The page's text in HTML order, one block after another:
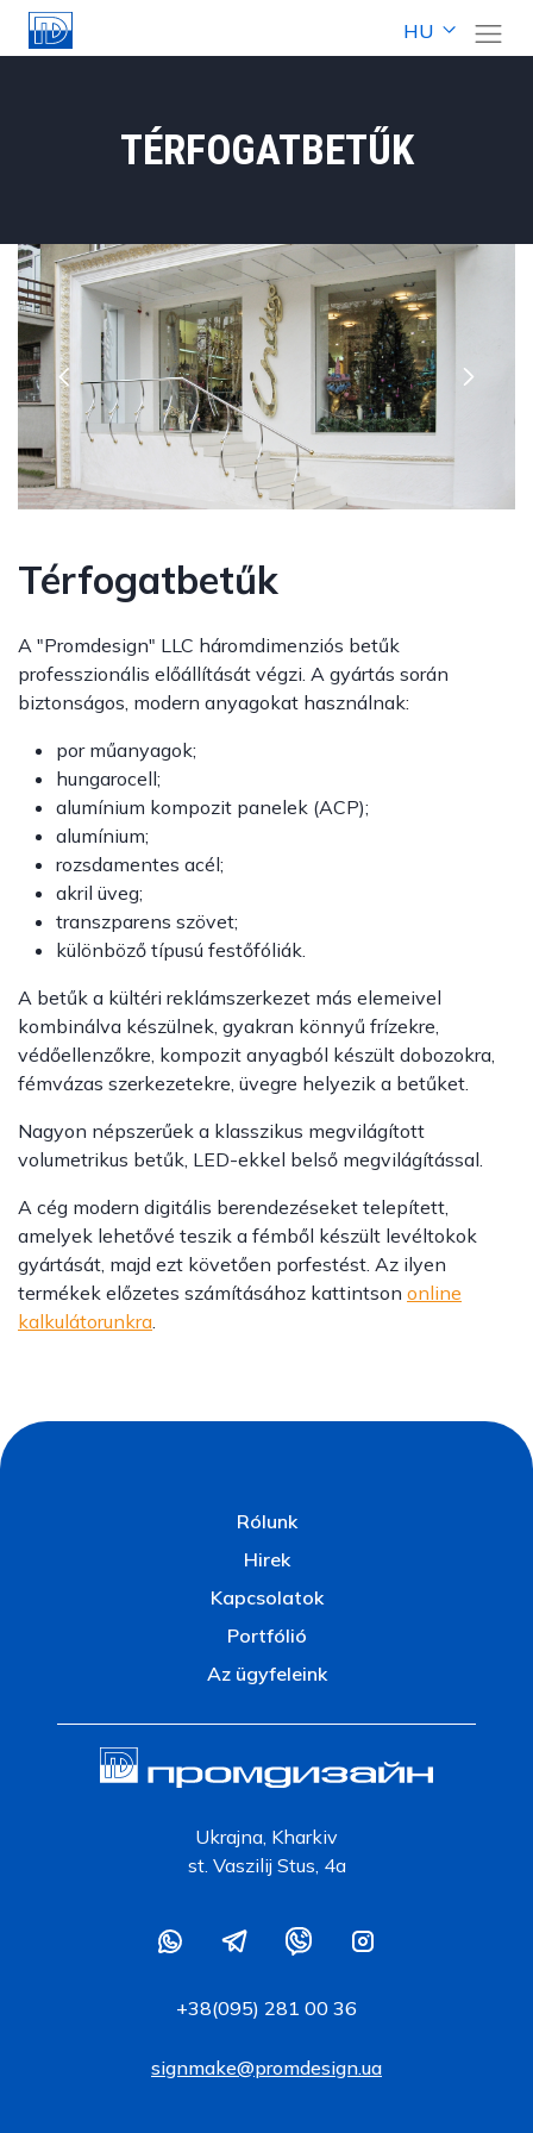
HU
TÉRFOGATBETŰK
Térfogatbetűk
A "Promdesign" LLC háromdimenziós betűk
professzionális előállítását végzi. A gyártás során
biztonságos, modern anyagokat használnak:
por műanyagok;
hungarocell;
alumínium kompozit panelek (ACP);
alumínium;
rozsdamentes acél;
akril üveg;
transzparens szövet;
különböző típusú festőfóliák.
A betűk a kültéri reklámszerkezet más elemeivel
kombinálva készülnek, gyakran könnyű frízekre,
védőellenzőkre, kompozit anyagból készült dobozokra,
fémvázas szerkezetekre, üvegre helyezik a betűket.
Nagyon népszerűek a klasszikus megvilágított
volumetrikus betűk, LED-ekkel belső megvilágítással.
A cég modern digitális berendezéseket telepített,
amelyek lehetővé teszik a fémből készült levéltokok
gyártását, majd ezt követően porfestést. Az ilyen
termékek előzetes számításához kattintson online
kalkulátorunkra
Rólunk
Hirek
Kapcsolatok
Portfólió
Az ügyfeleink
Ukrajna, Kharkiv
st. Vaszilij Stus, 4a
+38(095) 281 00 36
signmake@promdesign.ua